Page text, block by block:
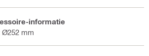
informatie
Ø252 mm